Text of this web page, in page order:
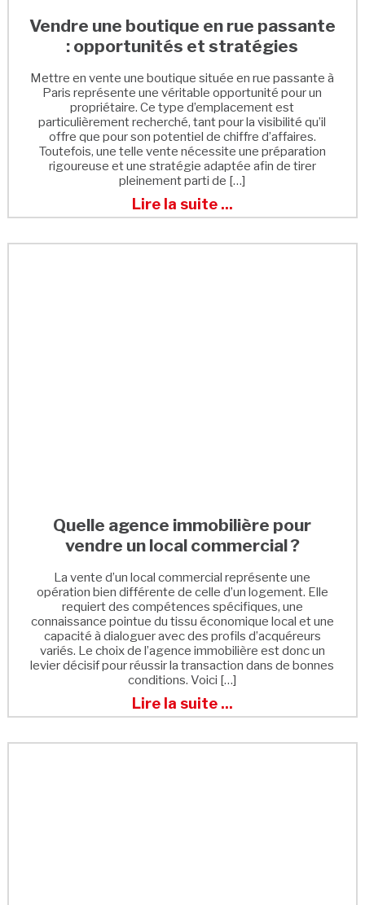
Vendre une boutique en rue passante
: opportunités et stratégies
Mettre en vente une boutique située en rue passante à
Paris représente une véritable opportunité pour un
propriétaire. Ce type d’emplacement est
particulièrement recherché, tant pour la visibilité qu’il
offre que pour son potentiel de chiffre d’affaires.
Toutefois, une telle vente nécessite une préparation
rigoureuse et une stratégie adaptée afin de tirer
pleinement parti de […]
Lire la suite ...
Quelle agence immobilière pour
vendre un local commercial ?
La vente d’un local commercial représente une
opération bien différente de celle d’un logement. Elle
requiert des compétences spécifiques, une
connaissance pointue du tissu économique local et une
capacité à dialoguer avec des profils d’acquéreurs
variés. Le choix de l’agence immobilière est donc un
levier décisif pour réussir la transaction dans de bonnes
conditions. Voici […]
Lire la suite ...